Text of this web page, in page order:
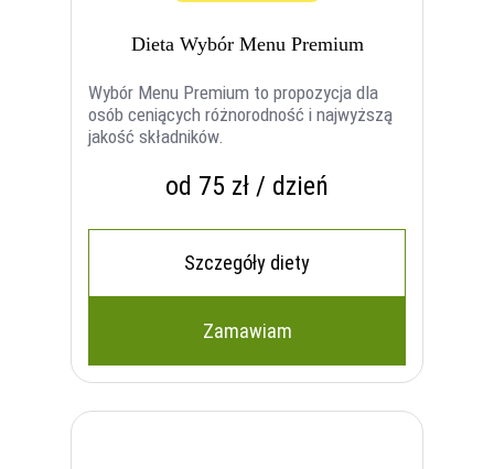
Dieta Wybór Menu Premium
Wybór Menu Premium to propozycja dla
osób ceniących różnorodność i najwyższą
jakość składników.
od 75 zł / dzień
Szczegóły diety
Zamawiam